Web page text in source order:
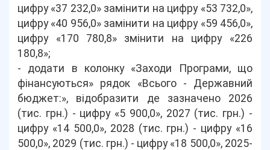
цифру «37 232,0» замінити на цифру «53 732,0»,
цифру «40 956,0» замінити на цифру «59 456,0»,
цифру «170 780,8» змінити на цифру «226
180,8»;
- додати в колонку «Заходи Програми, що
фінансуються» рядок «Всього - Державний
бюджет:», відобразити де зазначено 2026
(тис. грн.) - цифру «5 900,0», 2027 (тис. грн.) -
цифру «14 500,0», 2028 (тис. грн.) - цифру «16
500,0», 2029 (тис. грн.) - цифру «18 500,0», 2025-